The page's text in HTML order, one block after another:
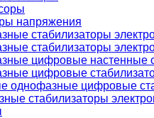
напряжения
стабилизаторы
стабилизаторы
цифровые настенные
цифровые
однофазные цифровые
стабилизаторы